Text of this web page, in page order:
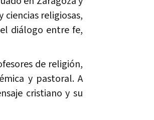
religiosas,
diálogo entre fe,
de religión,
y pastoral. A
cristiano y su